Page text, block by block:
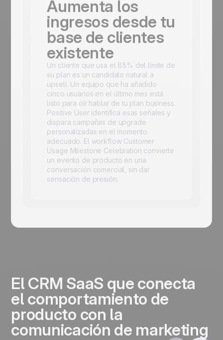
Aumenta los
ingresos desde tu
base de clientes
existente
Un cliente que usa el 85% del límite de
su plan es un candidato natural a
upsell. Un equipo que ha añadido
cinco usuarios en el último mes está
listo para oír hablar de tu plan business.
Positive User identifica esas señales y
dispara campañas de upgrade
personalizadas en el momento
adecuado. El workflow Customer
Usage Milestone Celebration convierte
un evento de producto en una
conversación comercial, sin dar
sensación de presión.
El CRM SaaS que conecta
el comportamiento de
producto con la
comunicación de marketing